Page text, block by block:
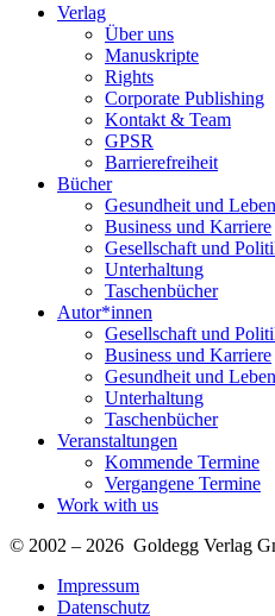
Verlag
Über uns
Manuskripte
Rights
Corporate Publishing
Kontakt & Team
GPSR
Barrierefreiheit
Bücher
Gesundheit und Leben
Business und Karriere
Gesellschaft und
Unterhaltung
Taschenbücher
Autor*innen
Gesellschaft und
Business und Karriere
Gesundheit und Leben
Unterhaltung
Taschenbücher
Veranstaltungen
Kommende Termine
Vergangene Termine
Work with us
© 2002 – 2026 Goldegg Verlag
Impressum
Datenschutz